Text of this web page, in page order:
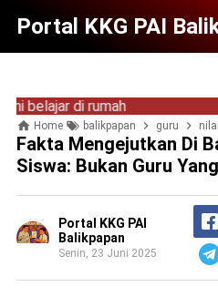
Portal KKG PAI
di rumah
Home balikpapan guru nilai
Fakta Mengejutkan Di
Siswa: Bukan Guru
Portal KKG PAI
Balikpapan
Senin, 23 Juni 2025